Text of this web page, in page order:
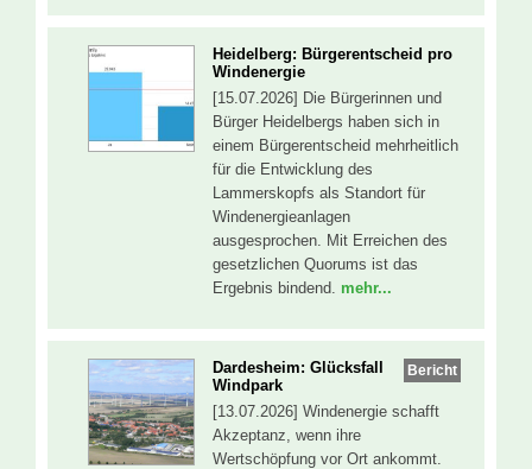
Heidelberg: Bürgerentscheid pro
Windenergie
[15.07.2026] Die Bürgerinnen und
Bürger Heidelbergs haben sich in
einem Bürgerentscheid mehrheitlich
für die Entwicklung des
Lammerskopfs als Standort für
Windenergieanlagen
ausgesprochen. Mit Erreichen des
gesetzlichen Quorums ist das
Ergebnis bindend. mehr...
Bericht
Dardesheim: Glücksfall
Windpark
[13.07.2026] Windenergie schafft
Akzeptanz, wenn ihre
Wertschöpfung vor Ort ankommt.